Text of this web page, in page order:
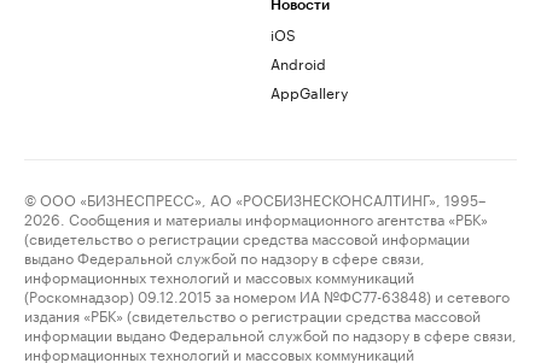
Новости
iOS
Android
AppGallery
© ООО «БИЗНЕСПРЕСС», АО «РОСБИЗНЕСКОНСАЛТИНГ», 1995–
2026. Сообщения и материалы информационного агентства «РБК»
(свидетельство о регистрации средства массовой информации
выдано Федеральной службой по надзору в сфере связи,
информационных технологий и массовых коммуникаций
(Роскомнадзор) 09.12.2015 за номером ИА №ФС77-63848) и сетевого
издания «РБК» (свидетельство о регистрации средства массовой
информации выдано Федеральной службой по надзору в сфере связи,
информационных технологий и массовых коммуникаций